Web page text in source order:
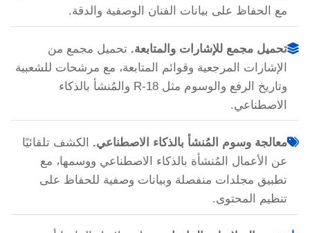
مع الحفاظ على بيانات الفنان الوصفية والدقة.
تحميل مجمع للإشارات والمتابعة. تحميل مجمع من
الإشارات المرجعية وقوائم المتابعة، مع مرشحات للشعبية
وتاريخ الرفع والوسوم مثل R-18 والمُنشأ بالذكاء
الاصطناعي.
معالجة وسوم المُنشأ بالذكاء الاصطناعي. الكشف تلقائيًا
عن الأعمال المُنشأة بالذكاء الاصطناعي ووسمها، مع
تطبيق مجلدات منفصلة وبيانات وصفية للحفاظ على
تنظيم المحتوى.